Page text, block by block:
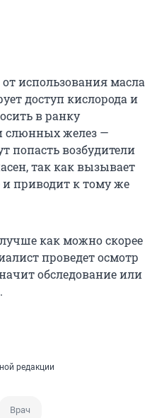
от использования масла
доступ кислорода и
в ранку
слюнных желез —
попасть возбудители
так как вызывает
приводит к тому же
как можно скорее
проведет осмотр
обследование или
редакции
Врач